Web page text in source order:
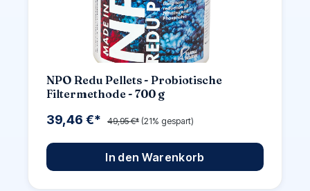
NPO Redu Pellets - Probiotische
Filtermethode - 700 g
39,46 €* 49,95 €* (21% gespart)
In den Warenkorb